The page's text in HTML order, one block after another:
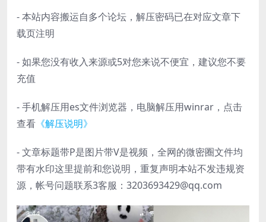
- 本站内容搬运自多个论坛，解压密码已在对应文章下
载页注明
- 如果您没有收入来源或5对您来说不便宜，建议您不要
充值
- 手机解压用es文件浏览器，电脑解压用winrar，点击
查看 《解压说明》
- 文章标题带P是图片带V是视频，全网的微密圈文件均
带有水印这里提前和您说明，重复声明本站不发违规资
源，帐号问题联系3客服：3203693429@qq.com